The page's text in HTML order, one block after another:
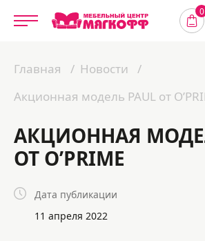
0
Главная
Новости
Акционная модель PAUL от
АКЦИОННАЯ
ОТ O’PRIME
Дата публикации
11 апреля 2022